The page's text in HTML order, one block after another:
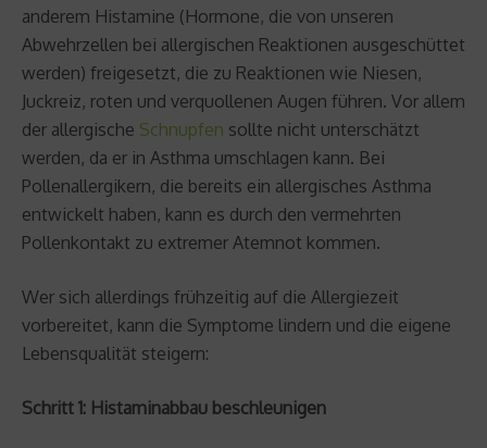
anderem Histamine (Hormone, die von unseren
Abwehrzellen bei allergischen Reaktionen ausgeschüttet
werden) freigesetzt, die zu Reaktionen wie Niesen,
Juckreiz, roten und verquollenen Augen führen. Vor allem
der allergische Schnupfen sollte nicht unterschätzt
werden, da er in Asthma umschlagen kann. Bei
Pollenallergikern, die bereits ein allergisches Asthma
entwickelt haben, kann es durch den vermehrten
Pollenkontakt zu extremer Atemnot kommen.
Wer sich allerdings frühzeitig auf die Allergiezeit
vorbereitet, kann die Symptome lindern und die eigene
Lebensqualität steigern:
Schritt 1: Histaminabbau beschleunigen